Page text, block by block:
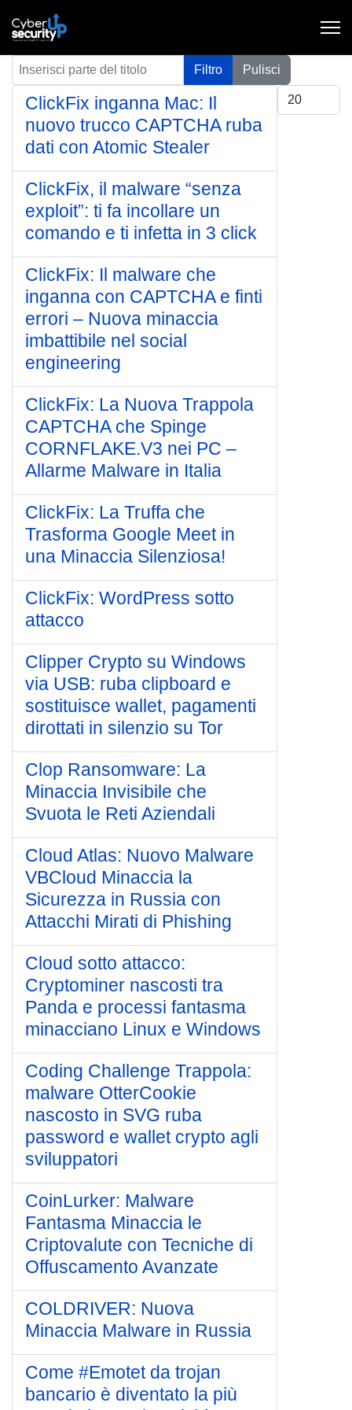
Inserisci parte del titolo Filtro
Pulisci
Visualizza #
ClickFix inganna Mac: Il
nuovo trucco CAPTCHA ruba
dati con Atomic Stealer
ClickFix, il malware “senza
exploit”: ti fa incollare un
comando e ti infetta in 3 click
ClickFix: Il malware che
inganna con CAPTCHA e finti
errori – Nuova minaccia
imbattibile nel social
engineering
ClickFix: La Nuova Trappola
CAPTCHA che Spinge
CORNFLAKE.V3 nei PC –
Allarme Malware in Italia
ClickFix: La Truffa che
Trasforma Google Meet in
una Minaccia Silenziosa!
ClickFix: WordPress sotto
attacco
Clipper Crypto su Windows
via USB: ruba clipboard e
sostituisce wallet, pagamenti
dirottati in silenzio su Tor
Clop Ransomware: La
Minaccia Invisibile che
Svuota le Reti Aziendali
Cloud Atlas: Nuovo Malware
VBCloud Minaccia la
Sicurezza in Russia con
Attacchi Mirati di Phishing
Cloud sotto attacco:
Cryptominer nascosti tra
Panda e processi fantasma
minacciano Linux e Windows
Coding Challenge Trappola:
malware OtterCookie
nascosto in SVG ruba
password e wallet crypto agli
sviluppatori
CoinLurker: Malware
Fantasma Minaccia le
Criptovalute con Tecniche di
Offuscamento Avanzate
COLDRIVER: Nuova
Minaccia Malware in Russia
Come #Emotet da trojan
bancario è diventato la più